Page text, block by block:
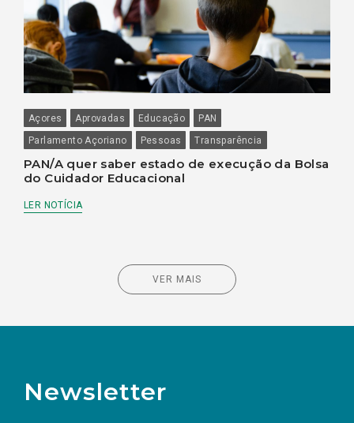
Açores Aprovadas Educação
PAN
Parlamento Açoriano
Pessoas Transparência
PAN/A quer saber estado de execução da Bolsa
do Cuidador Educacional
LER NOTÍCIA
VER MAIS
Newsletter